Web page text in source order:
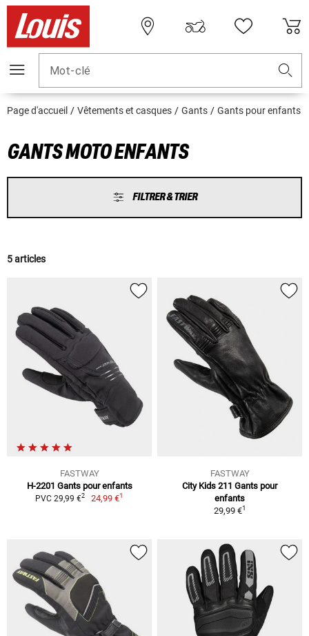
Mot-clé
Page d'accueil Vêtements et casques Gants Gants pour enfants
GANTS MOTO ENFANTS
FILTRER & TRIER
5 articles
FASTWAY
H-2201 Gants pour enfants
PVC 29,99 €2 24,99 €1
FASTWAY
City Kids 211 Gants pour
enfants
29,99 €1